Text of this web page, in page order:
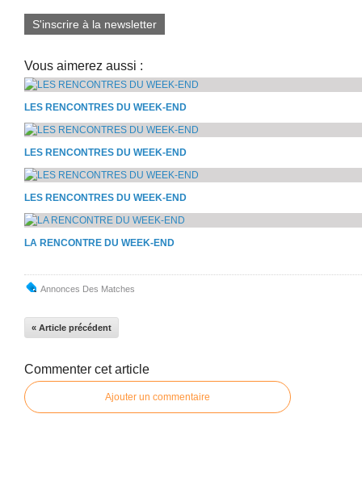
S'inscrire à la newsletter
Vous aimerez aussi :
LES RENCONTRES DU WEEK-END
LES RENCONTRES DU WEEK-END
LES RENCONTRES DU WEEK-END
LA RENCONTRE DU WEEK-END
Annonces Des Matches
« Article précédent
Commenter cet article
Ajouter un commentaire